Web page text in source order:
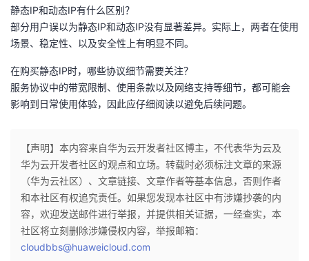
静态IP和动态IP有什么区别？
部分用户误以为静态IP和动态IP没有显著差异。实际上，两者在使用
场景、稳定性、以及安全性上有明显不同。
在购买静态IP时，哪些协议细节需要关注？
服务协议中的带宽限制、使用条款以及网络支持等细节，都可能会
影响到日常使用体验，因此应仔细阅读以避免后续问题。
【声明】本内容来自华为云开发者社区博主，不代表华为云及
华为云开发者社区的观点和立场。转载时必须标注文章的来源
（华为云社区）、文章链接、文章作者等基本信息，否则作者
和本社区有权追究责任。如果您发现本社区中有涉嫌抄袭的内
容，欢迎发送邮件进行举报，并提供相关证据，一经查实，本
社区将立刻删除涉嫌侵权内容，举报邮箱：
cloudbbs@huaweicloud.com